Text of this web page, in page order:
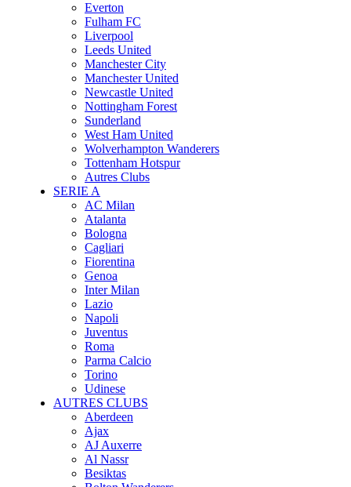
Everton
Fulham FC
Liverpool
Leeds United
Manchester City
Manchester United
Newcastle United
Nottingham Forest
Sunderland
West Ham United
Wolverhampton Wanderers
Tottenham Hotspur
Autres Clubs
SERIE A
AC Milan
Atalanta
Bologna
Cagliari
Fiorentina
Genoa
Inter Milan
Lazio
Napoli
Juventus
Roma
Parma Calcio
Torino
Udinese
AUTRES CLUBS
Aberdeen
Ajax
AJ Auxerre
Al Nassr
Besiktas